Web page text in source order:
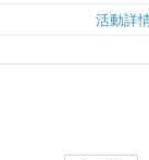
活動詳